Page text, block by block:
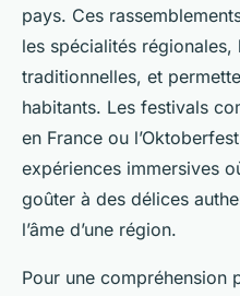
pays. Ces
les spécialités
traditionnelles, et
habitants. Les festivals
en France ou
expériences immersives
goûter à des délices
l’âme d’une région.
Pour une compréhension